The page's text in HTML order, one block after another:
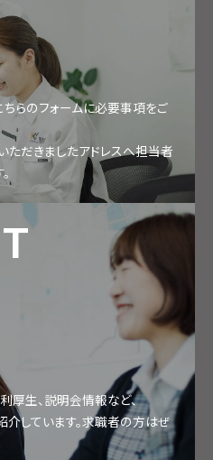
らのフォームに必要事項をご
ただきましたアドレスへ担当者
厚生、説明会情報など、
しています。求職者の方はぜ